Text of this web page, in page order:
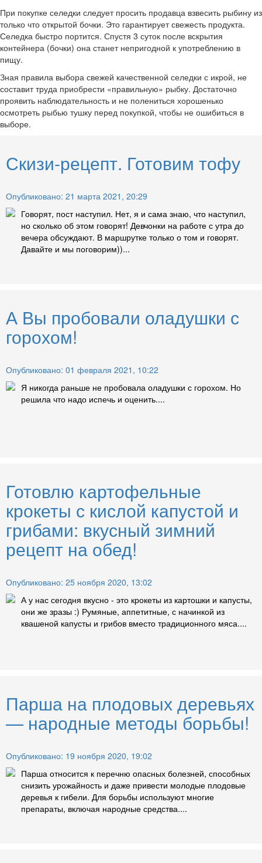
При покупке селедки следует просить продавца взвесить рыбину из
только что открытой бочки. Это гарантирует свежесть продукта.
Селедка быстро портится. Спустя 3 суток после вскрытия
контейнера (бочки) она станет непригодной к употреблению в
пищу.
Зная правила выбора свежей качественной селедки с икрой, не
составит труда приобрести «правильную» рыбку. Достаточно
проявить наблюдательность и не полениться хорошенько
осмотреть рыбью тушку перед покупкой, чтобы не ошибиться в
выборе.
Скизи-рецепт. Готовим тофу
Опубликовано: 21 марта 2021, 20:29
Говорят, пост наступил. Нет, я и сама знаю, что наступил,
но сколько об этом говорят! Девчонки на работе с утра до
вечера обсуждают. В маршрутке только о том и говорят.
Давайте и мы поговорим))...
А Вы пробовали оладушки с
горохом!
Опубликовано: 01 февраля 2021, 10:22
Я никогда раньше не пробовала оладушки с горохом. Но
решила что надо испечь и оценить....
Готовлю картофельные
крокеты с кислой капустой и
грибами: вкусный зимний
рецепт на обед!
Опубликовано: 25 ноября 2020, 13:02
А у нас сегодня вкусно - это крокеты из картошки и капусты,
они же зразы :) Румяные, аппетитные, с начинкой из
квашеной капусты и грибов вместо традиционного мяса....
Парша на плодовых деревьях
— народные методы борьбы!
Опубликовано: 19 ноября 2020, 19:02
Парша относится к перечню опасных болезней, способных
снизить урожайность и даже привести молодые плодовые
деревья к гибели. Для борьбы используют многие
препараты, включая народные средства....